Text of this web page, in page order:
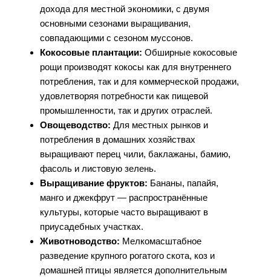
дохода для местной экономики, с двумя
основными сезонами выращивания,
совпадающими с сезоном муссонов.
Кокосовые плантации: Обширные кокосовые
рощи производят кокосы как для внутреннего
потребления, так и для коммерческой продажи,
удовлетворяя потребности как пищевой
промышленности, так и других отраслей.
Овощеводство: Для местных рынков и
потребления в домашних хозяйствах
выращивают перец чили, баклажаны, бамию,
фасоль и листовую зелень.
Выращивание фруктов: Бананы, папайя,
манго и джекфрут — распространённые
культуры, которые часто выращивают в
приусадебных участках.
Животноводство: Мелкомасштабное
разведение крупного рогатого скота, коз и
домашней птицы является дополнительным